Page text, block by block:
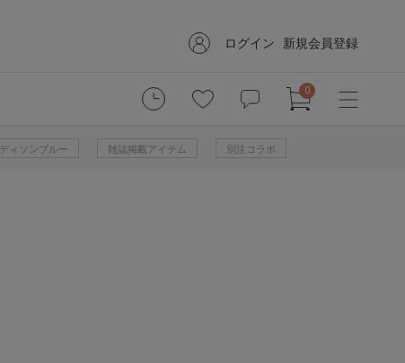
ログイン 新規会員登録
0
ィソンブルー 雑誌掲載アイテム 別注コラボ